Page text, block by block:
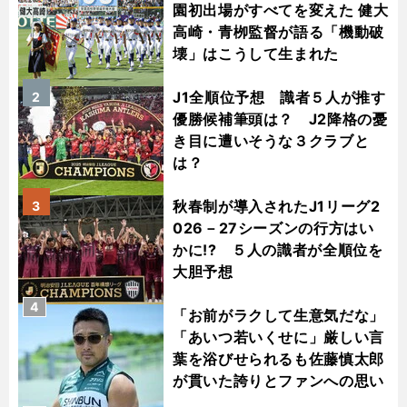
園初出場がすべてを変えた 健大
高崎・青栁監督が語る「機動破
壊」はこうして生まれた
J1全順位予想 識者５人が推す
優勝候補筆頭は？ J2降格の憂
き目に遭いそうな３クラブと
は？
2
秋春制が導入されたJ1リーグ2
026－27シーズンの行方はい
かに!? ５人の識者が全順位を
大胆予想
3
「お前がラクして生意気だな」
「あいつ若いくせに」厳しい言
葉を浴びせられるも佐藤慎太郎
が貫いた誇りとファンへの思い
4